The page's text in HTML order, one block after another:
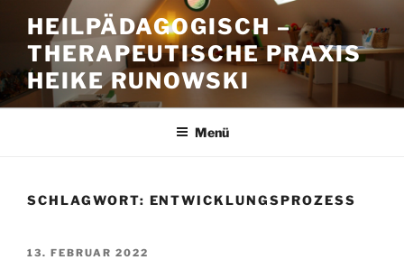
Inhalt
springen
HEILPÄDAGOGISCH –
THERAPEUTISCHE PRAXIS
HEIKE RUNOWSKI
Menü
SCHLAGWORT: ENTWICKLUNGSPROZESS
VERÖFFENTLICHT
13. FEBRUAR 2022